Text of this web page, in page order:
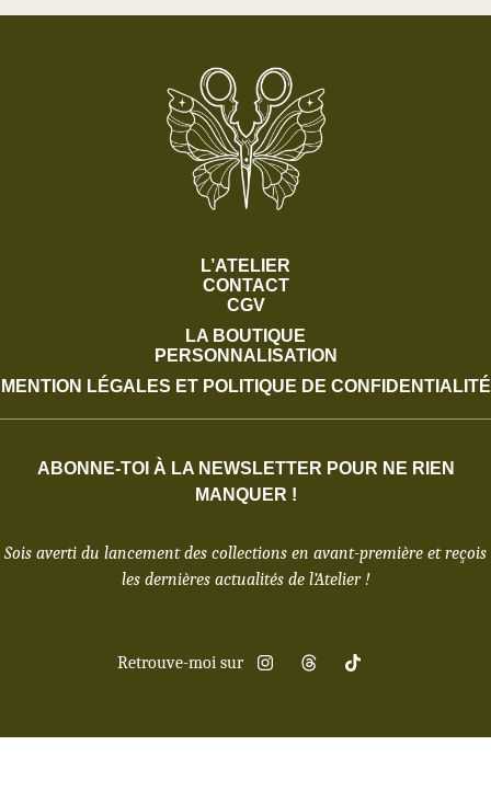
L’ATELIER
CONTACT
CGV
LA BOUTIQUE
PERSONNALISATION
MENTION LÉGALES ET POLITIQUE DE CONFIDENTIALITÉ
ABONNE-TOI À LA NEWSLETTER POUR NE RIEN
MANQUER !
Sois averti du lancement des collections en avant-première et reçois
les dernières actualités de l’Atelier !
Retrouve-moi sur